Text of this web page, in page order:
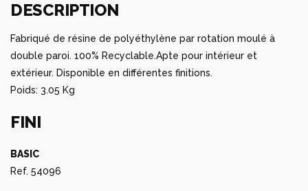
DESCRIPTION
Fabriqué de résine de polyéthylène par rotation moulé à
double paroi. 100% Recyclable.Apte pour intérieur et
extérieur. Disponible en différentes finitions.
Poids: 3.05 Kg
FINI
BASIC
Ref. 54096